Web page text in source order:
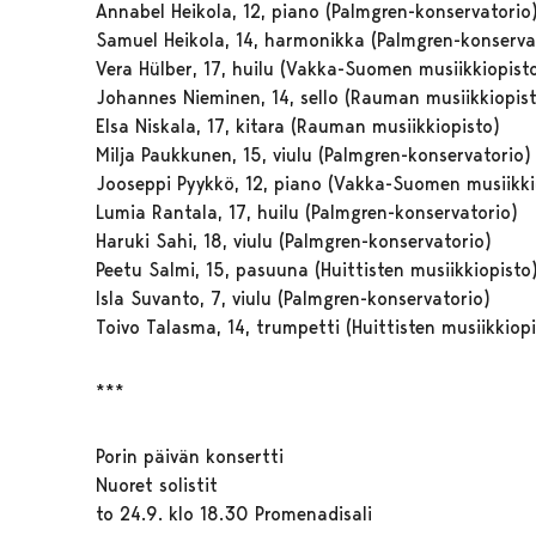
Annabel Heikola, 12, piano (Palmgren-konservatorio)
Samuel Heikola, 14, harmonikka (Palmgren-
Vera Hülber, 17, huilu (Vakka-Suomen
Johannes Nieminen, 14, sello (Rauman
Elsa Niskala, 17, kitara (Rauman musiikkiopisto)
Milja Paukkunen, 15, viulu (Palmgren-konservatorio)
Jooseppi Pyykkö, 12, piano (Vakka-Suomen
Lumia Rantala, 17, huilu (Palmgren-konservatorio)
Haruki Sahi, 18, viulu (Palmgren-konservatorio)
Peetu Salmi, 15, pasuuna (Huittisten musiikkiopisto)
Isla Suvanto, 7, viulu (Palmgren-konservatorio)
Toivo Talasma, 14, trumpetti (Huittisten
***
Porin päivän konsertti
Nuoret solistit
to 24.9. klo 18.30 Promenadisali